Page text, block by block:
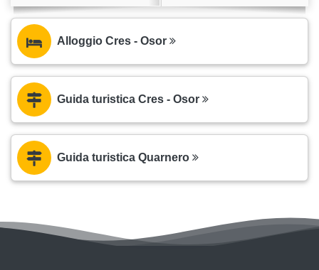
Alloggio Cres - Osor
Guida turistica Cres - Osor
Guida turistica Quarnero